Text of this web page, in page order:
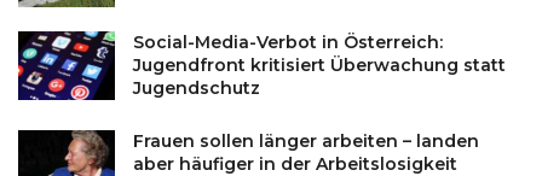
Social-Media-Verbot in Österreich:
Jugendfront kritisiert Überwachung statt
Jugendschutz
Frauen sollen länger arbeiten – landen
aber häufiger in der Arbeitslosigkeit